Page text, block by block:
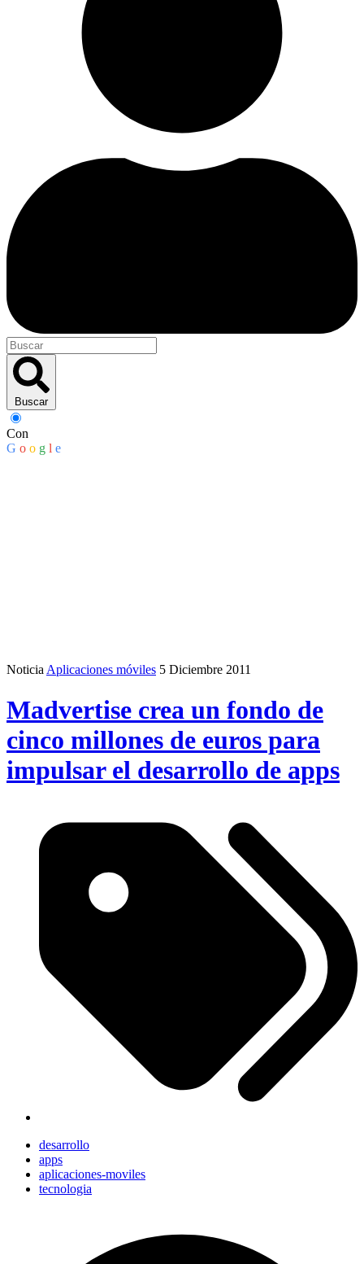
Buscar
Con
G o o g l e
Noticia Aplicaciones móviles 5 Diciembre 2011
Madvertise crea un fondo de
cinco millones de euros para
impulsar el desarrollo de apps
desarrollo
apps
aplicaciones-moviles
tecnologia